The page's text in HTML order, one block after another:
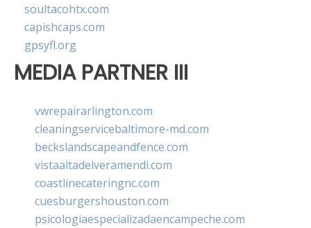
soultacohtx.com
capishcaps.com
gpsyfl.org
MEDIA PARTNER III
vwrepairarlington.com
cleaningservicebaltimore-md.com
beckslandscapeandfence.com
vistaaltadelveramendi.com
coastlinecateringnc.com
cuesburgershouston.com
psicologiaespecializadaencampeche.com